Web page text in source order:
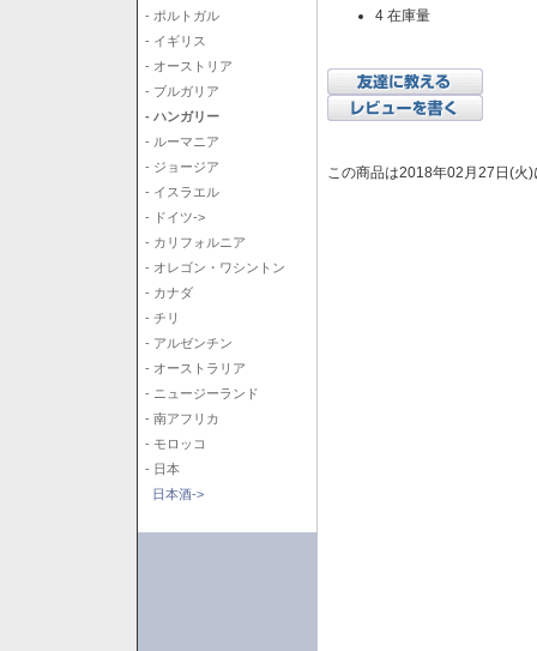
- ポルトガル
- イギリス
- オーストリア
- ブルガリア
- ハンガリー
- ルーマニア
- ジョージア
- イスラエル
- ドイツ->
- カリフォルニア
- オレゴン・ワシントン
- カナダ
- チリ
- アルゼンチン
- オーストラリア
- ニュージーランド
- 南アフリカ
- モロッコ
- 日本
日本酒->
4 在庫量
この商品は2018年02月27日(火